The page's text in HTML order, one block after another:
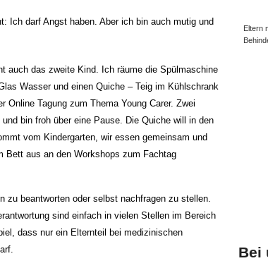
auch das zweite Kind. Ich räume die Spülmaschine
Wasser und einen Quiche – Teig im Kühlschrank
Tagung zum Thema Young Carer. Zwei
bin froh über eine Pause. Die Quiche will in den
vom Kindergarten, wir essen gemeinsam und
Bett aus an den Workshops zum Fachtag
zu beantworten oder selbst nachfragen zu stellen.
sind einfach in vielen Stellen im Bereich
dass nur ein Elternteil bei medizinischen
Eltern
Bei